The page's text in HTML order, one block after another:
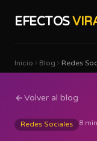
EFECTOS
Inicio Blog Redes
Volver al blog
Redes Sociales 8 min